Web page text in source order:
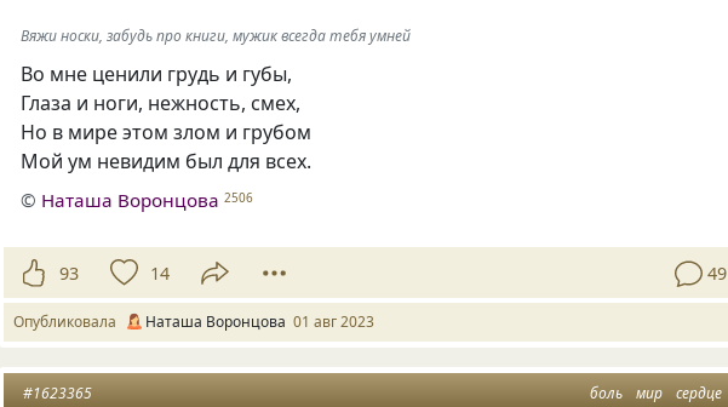
Вяжи носки, забудь про книги, мужик всегда тебя умней
Во мне ценили грудь и губы,
Глаза и ноги, нежность, смех,
Но в мире этом злом и грубом
Мой ум невидим был для всех.
© Наташа Воронцова 2506
93 14 49
Опубликовала Наташа Воронцова 01 авг 2023
боль мир сердце
#1623365